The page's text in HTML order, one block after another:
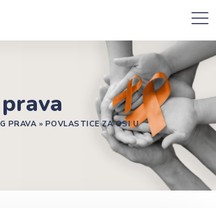
PRAVA » POVLASTICE ZA OSI U